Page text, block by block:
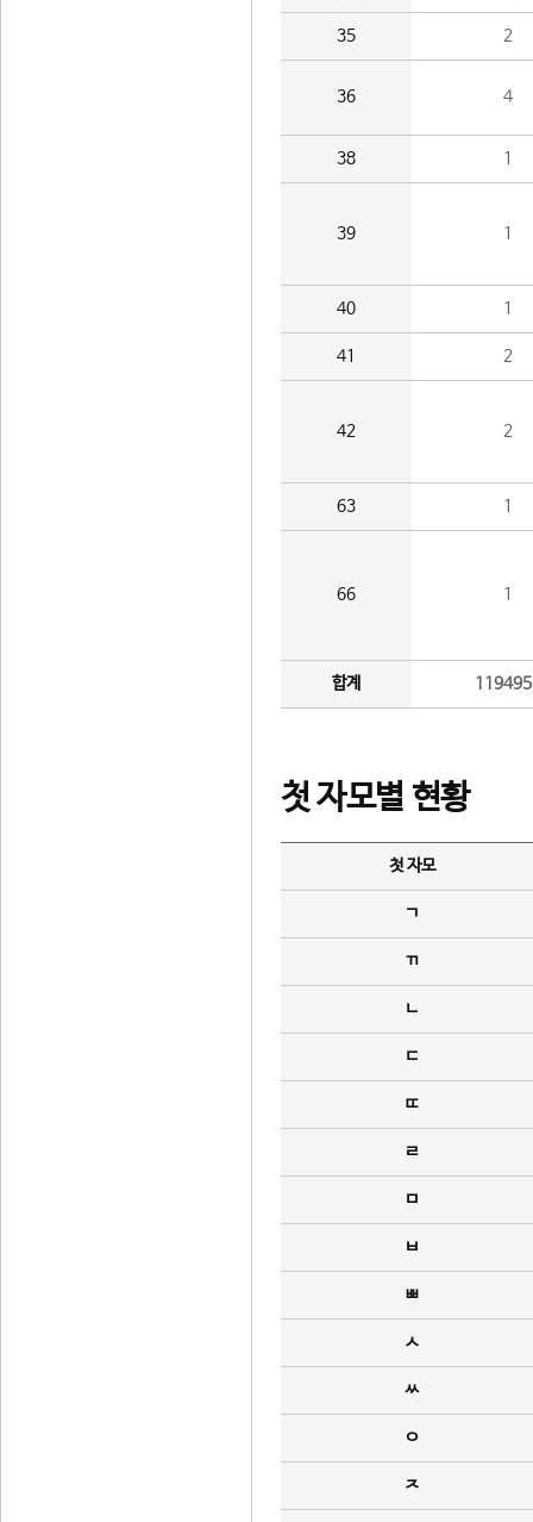
35 2
36 4
38 1
39 1
40 1
41 2
42 2
63 1
66 1
합계
첫 자모별 현황
첫 자모
ㄱ
ㄲ
ㄴ
ㄷ
ㄸ
ㄹ
ㅁ
ㅂ
ㅃ
ㅅ
ㅆ
ㅇ
ㅈ